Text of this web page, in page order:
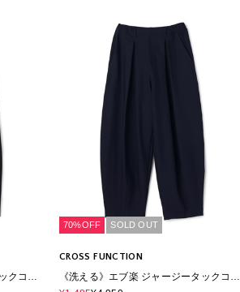
クコク
70%OFF SOLD OUT
CROSS FUNCTION
《洗える》エブ楽 ジャージータックコク